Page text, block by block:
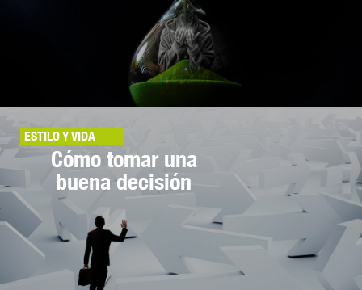
ESTILO Y VIDA
Cómo tomar una
buena decisión